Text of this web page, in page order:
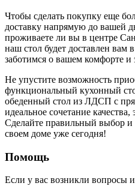
Чтобы сделать покупку еще
доставку напрямую до вашей
проживаете ли вы в центре
наш стол будет доставлен
заботимся о вашем комфорте
Не упустите возможность
функциональный кухонный
обеденный стол из ЛДСП с
идеальное сочетание
Сделайте правильный выбор
своем доме уже сегодня!
Помощь
Если у вас возникли вопросы